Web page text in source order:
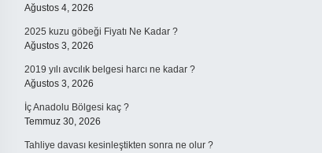
Ağustos 4, 2026
2025 kuzu göbeği Fiyatı Ne Kadar ?
Ağustos 3, 2026
2019 yılı avcılık belgesi harcı ne kadar ?
Ağustos 3, 2026
İç Anadolu Bölgesi kaç ?
Temmuz 30, 2026
Tahliye davası kesinleştikten sonra ne olur ?